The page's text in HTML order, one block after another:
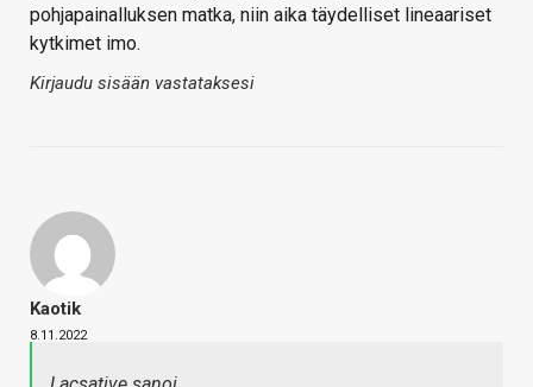
pohjapainalluksen matka, niin aika täydelliset lineaariset
kytkimet imo.
Kirjaudu sisään vastataksesi
Kaotik
8.11.2022